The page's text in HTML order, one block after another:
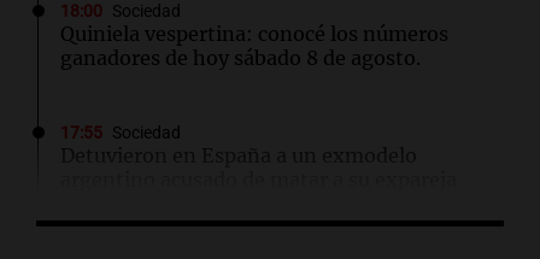
18:00 Sociedad
Quiniela vespertina: conocé los números
ganadores de hoy sábado 8 de agosto.
17:55 Sociedad
Detuvieron en España a un exmodelo